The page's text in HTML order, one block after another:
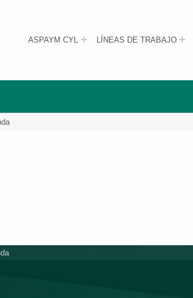
ASPAYM CYL LÍNEAS DE TRABAJO